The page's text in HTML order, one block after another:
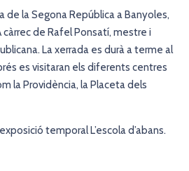
de la Segona República a Banyoles,
càrrec de Rafel Ponsatí, mestre i
La xerrada es durà a terme al
es visitaran els diferents centres
la Providència, la Placeta dels
temporal L’escola d’abans.